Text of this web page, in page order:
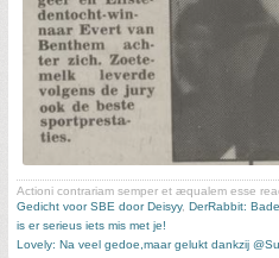
Actioni contrariam semper et æqualem esse
Gedicht voor SBE door Deisyy, DerRabbit:
is er serieus iets mis met je!
Lovely: Na veel gedoe,maar gelukt dankzij